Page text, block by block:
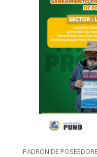
PADRON DE